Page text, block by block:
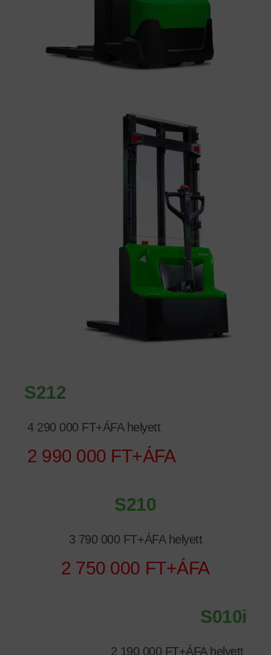
S212
4 290 000 FT+ÁFA helyett
2 990 000 FT+ÁFA
S210
3 790 000 FT+ÁFA helyett
2 750 000 FT+ÁFA
S010i
2 190 000 FT+ÁFA helyett